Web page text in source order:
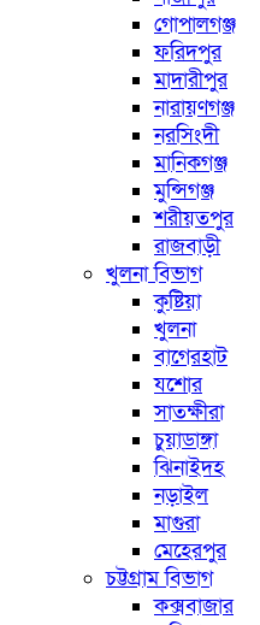
গোপালগঞ্জ
ফরিদপুর
মাদারীপুর
নারায়ণগঞ্জ
নরসিংদী
মানিকগঞ্জ
মুন্সিগঞ্জ
শরীয়তপুর
রাজবাড়ী
খুলনা বিভাগ
কুষ্টিয়া
খুলনা
বাগেরহাট
যশোর
সাতক্ষীরা
চুয়াডাঙ্গা
ঝিনাইদহ
নড়াইল
মাগুরা
মেহেরপুর
চট্টগ্রাম বিভাগ
কক্সবাজার